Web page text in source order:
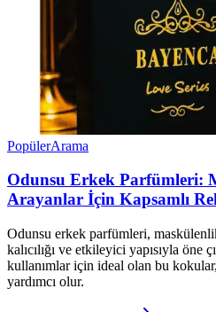
PopülerArama
Odunsu Erkek Parfümleri:
Arayanlar İçin Kapsamlı
Odunsu erkek parfümleri,
kalıcılığı ve etkileyici yapısıyla öne
kullanımlar için ideal olan bu
yardımcı olur.